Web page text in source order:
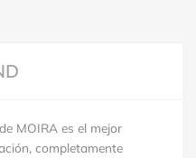
MOIRA es el mejor
completamente